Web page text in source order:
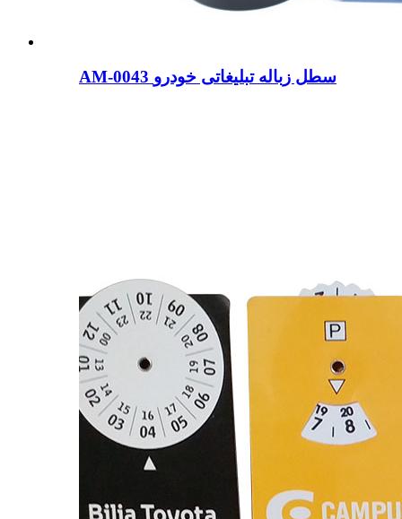
AM-0043 سطل زباله تبلیغاتی خودرو